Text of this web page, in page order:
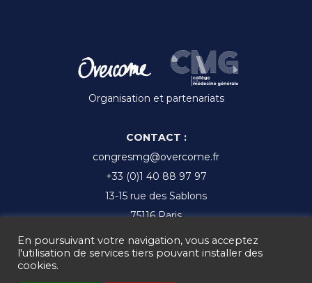
Organisation et partenariats
CONTACT :
congresmg@overcome.fr
+33 (0)1 40 88 97 97
13-15 rue des Sablons
75116 Paris
En poursuivant votre navigation, vous acceptez
l'utilisation de services tiers pouvant installer des
cookies.